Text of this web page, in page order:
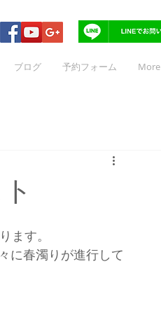
ブログ 予約フォーム More
ます。
に春濁りが進行して